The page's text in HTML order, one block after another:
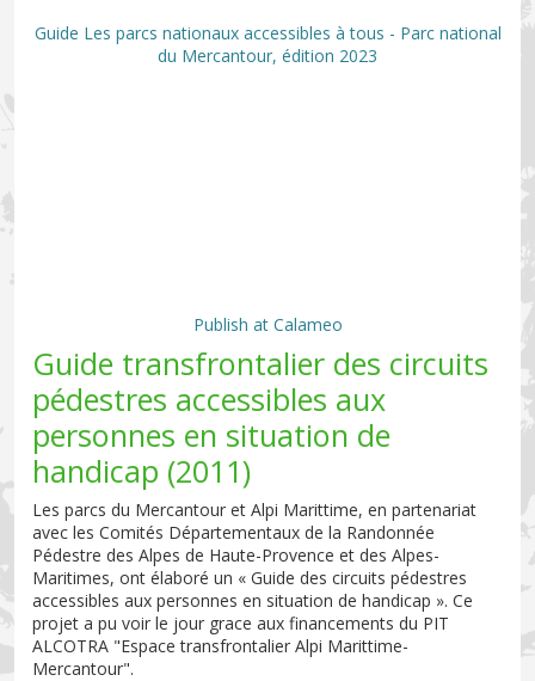
Guide Les parcs nationaux accessibles à tous - Parc national
du Mercantour, édition 2023
Publish at Calameo
Guide transfrontalier des circuits
pédestres accessibles aux
personnes en situation de
handicap (2011)
Les parcs du Mercantour et Alpi Marittime, en partenariat
avec les Comités Départementaux de la Randonnée
Pédestre des Alpes de Haute-Provence et des Alpes-
Maritimes, ont élaboré un « Guide des circuits pédestres
accessibles aux personnes en situation de handicap ». Ce
projet a pu voir le jour grace aux financements du PIT
ALCOTRA "Espace transfrontalier Alpi Marittime-
Mercantour".